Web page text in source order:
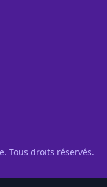
Tous droits réservés.